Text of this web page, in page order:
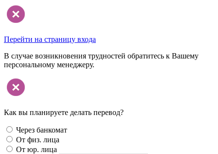
Перейти на страницу входа
В случае возникновения трудностей обратитесь к Вашему
персональному менеджеру.
Как вы планируете делать перевод?
Через банкомат
От физ. лица
От юр. лица